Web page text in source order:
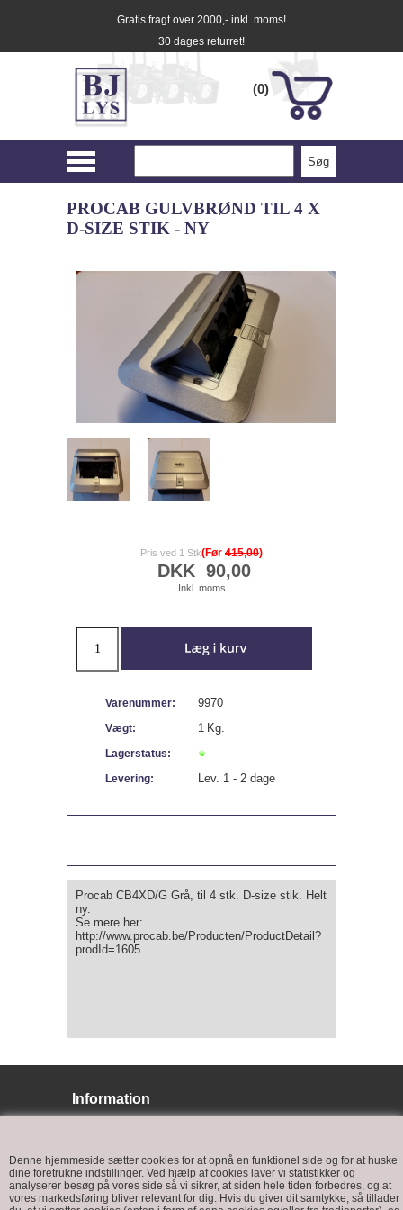
Denne hjemmeside sætter cookies for at opnå en funktionel side og for at huske
dine foretrukne indstillinger. Ved hjælp af cookies laver vi statistikker og
analyserer besøg på vores side så vi sikrer, at siden hele tiden forbedres, og at
vores markedsføring bliver relevant for dig. Hvis du giver dit samtykke, så tillader
Gratis fragt over 2000,- inkl. moms!
30 dages returret!
(0)
PROCAB GULVBRØND TIL 4 X
D-SIZE STIK - NY
Pris ved 1 Stk(Før 415,00)
DKK 90,00
Inkl. moms
Varenummer: 9970
Vægt: 1 Kg.
Lagerstatus:
Levering:
Lev. 1 - 2 dage
Procab CB4XD/G Grå, til 4 stk. D-size stik. Helt
ny.
Se mere her:
http://www.procab.be/Producten/ProductDetail?
prodId=1605
Information
6400 Sønderborg